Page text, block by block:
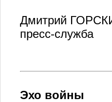
Дмитрий
пресс-служба
Эхо войны